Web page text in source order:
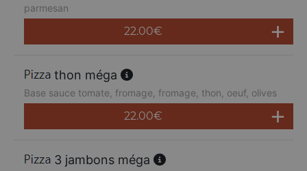
parmesan
22.00€
thon méga
Base sauce tomate, fromage, fromage, thon, oeuf, olives
22.00€
3 jambons méga